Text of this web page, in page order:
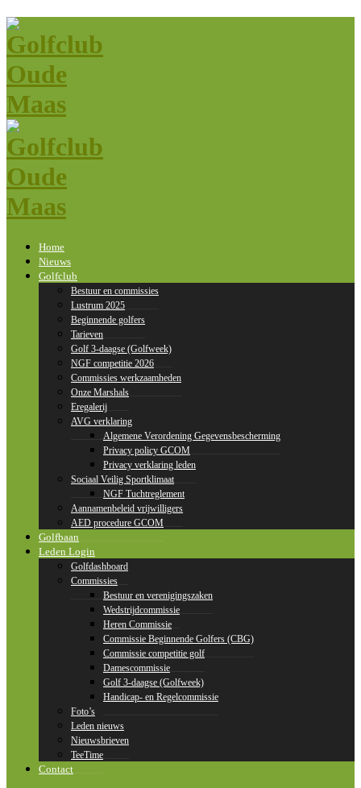
Home
Nieuws
Golfclub
Bestuur en commissies
Lustrum 2025
Beginnende golfers
Tarieven
Golf 3-daagse (Golfweek)
NGF competitie 2026
Commissies werkzaamheden
Onze Marshals
Eregalerij
AVG verklaring
Algemene Verordening Gegevensbescherming
Privacy policy GCOM
Privacy verklaring leden
Sociaal Veilig Sportklimaat
NGF Tuchtreglement
Aannamenbeleid vrijwilligers
AED procedure GCOM
Golfbaan
Leden Login
Golfdashboard
Commissies
Bestuur en verenigingszaken
Wedstrijdcommissie
Heren Commissie
Commissie Beginnende Golfers (CBG)
Commissie competitie golf
Damescommissie
Golf 3-daagse (Golfweek)
Handicap- en Regelcommissie
Foto’s
Leden nieuws
Nieuwsbrieven
TeeTime
Contact